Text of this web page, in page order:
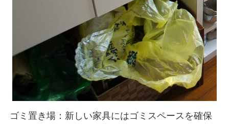
ゴミ置き場：新しい家具にはゴミスペースを確保